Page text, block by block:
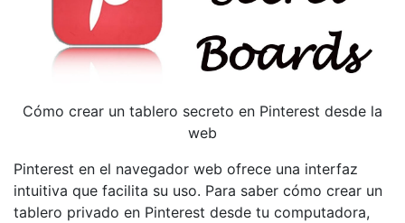
Cómo crear un tablero secreto en Pinterest desde la
web
Pinterest en el navegador web ofrece una interfaz
intuitiva que facilita su uso. Para saber cómo crear un
tablero privado en Pinterest desde tu computadora,